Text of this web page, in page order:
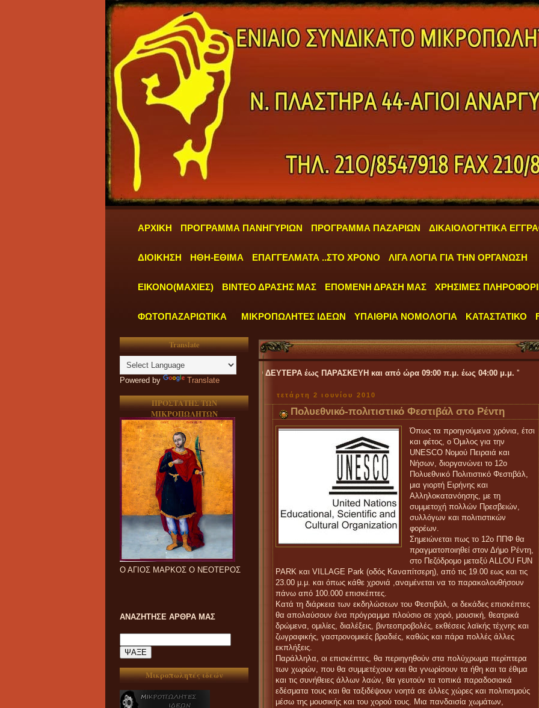
ΑΡΧΙΚΗ ΠΡΟΓΡΑΜΜΑ ΠΑΝΗΓΥΡΙΩΝ ΠΡΟΓΡΑΜΜΑ ΠΑΖΑΡΙΩΝ ΔΙΚΑΙΟΛΟΓΗΤΙΚΑ
ΔΙΟΙΚΗΣΗ ΗΘΗ-ΕΘΙΜΑ ΕΠΑΓΓΕΛΜΑΤΑ ..ΣΤΟ ΧΡΟΝΟ ΛΙΓΑ ΛΟΓΙΑ ΓΙΑ ΤΗΝ ΟΡΓΑΝΩΣΗ
ΕΙΚΟΝΟ(ΜΑΧΙΕΣ) ΒΙΝΤΕΟ ΔΡΑΣΗΣ ΜΑΣ ΕΠΟΜΕΝΗ ΔΡΑΣΗ ΜΑΣ ΧΡΗΣΙΜΕΣ
ΦΩΤΟΠΑΖΑΡΙΩΤΙΚΑ ΜΙΚΡΟΠΩΛΗΤΕΣ ΙΔΕΩΝ ΥΠΑΙΘΡΙΑ ΝΟΜΟΛΟΓΙΑ ΚΑΤΑΣΤΑΤΙΚΟ
Translate
Powered by Translate
ΠΡΟΣΤΑΤΗΣ ΤΩΝ
ΜΙΚΡΟΠΩΛΗΤΩΝ
Ο ΑΓΙΟΣ ΜΑΡΚΟΣ Ο ΝΕΟΤΕΡΟΣ
ΑΝΑΖΗΤΗΣΕ ΑΡΘΡΑ ΜΑΣ
Μικροπωλητές ιδεών
ΤΑ ΓΡΑΦΕΙΑ ΜΑΣ ΛΕΙΤΟΥΡΓΟΥΝ ΚΑΘΗΜΕΡΙΝΑ ΑΠΟ ΔΕΥΤΕΡΑ έως ΠΑΡΑΣΚΕΥΗ και από ώρα 09:00 π.μ. έως 04:00 μ.μ.''
τετάρτη 2 ιουνίου 2010
Πολυεθνικό-πολιτιστικό Φεστιβάλ στο Ρέντη
Όπως τα προηγούμενα χρόνια, έτσι
και φέτος, ο Όμιλος για την
UNESCO Νομού Πειραιά και
Νήσων, διοργανώνει το 12ο
Πολυεθνικό Πολιτιστικό Φεστιβάλ,
μια γιορτή Ειρήνης και
Αλληλοκατανόησης, με τη
συμμετοχή πολλών Πρεσβειών,
συλλόγων και πολιτιστικών
φορέων.
Σημειώνεται πως το 12ο ΠΠΦ θα
πραγματοποιηθεί στον Δήμο Ρέντη,
στο Πεζόδρομο μεταξύ ΑLLOU FUN
PARK και VILLAGE Park (οδός Καναπίτσερη), από τις 19.00 εως και τις
23.00 μ.μ. και όπως κάθε χρονιά ,αναμένεται να το παρακολουθήσουν
πάνω από 100.000 επισκέπτες.
Κατά τη διάρκεια των εκδηλώσεων του Φεστιβάλ, οι δεκάδες επισκέπτες
θα απολαύσουν ένα πρόγραμμα πλούσιο σε χορό, μουσική, θεατρικά
δρώμενα, ομιλίες, διαλέξεις, βιντεοπροβολές, εκθέσεις λαϊκής τέχνης και
ζωγραφικής, γαστρονομικές βραδιές, καθώς και πάρα πολλές άλλες
εκπλήξεις.
Παράλληλα, οι επισκέπτες, θα περιηγηθούν στα πολύχρωμα περίπτερα
των χωρών, που θα συμμετέχουν και θα γνωρίσουν τα ήθη και τα έθιμα
και τις συνήθειες άλλων λαών, θα γευτούν τα τοπικά παραδοσιακά
εδέσματα τους και θα ταξιδέψουν νοητά σε άλλες χώρες και πολιτισμούς
μέσω της μουσικής και του χορού τους. Μια πανδαισία χωμάτων,